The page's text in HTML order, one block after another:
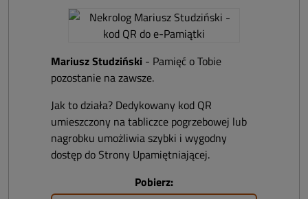
Mariusz Studziński - Pamięć o Tobie
pozostanie na zawsze.
Jak to działa? Dedykowany kod QR
umieszczony na tabliczce pogrzebowej lub
nagrobku umożliwia szybki i wygodny
dostęp do Strony Upamiętniającej.
Pobierz: